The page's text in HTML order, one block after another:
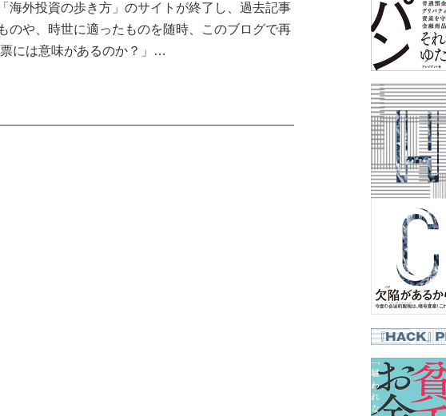
海外投資の歩き方」のサイトが終了し、過去記事
のや、時世に適ったものを随時、このブログで再
には意味があるのか？」…